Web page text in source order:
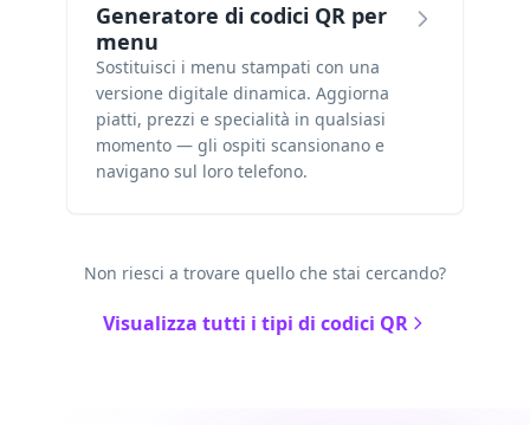
Generatore di codici QR per
menu
Sostituisci i menu stampati con una
versione digitale dinamica. Aggiorna
piatti, prezzi e specialità in qualsiasi
momento — gli ospiti scansionano e
navigano sul loro telefono.
Non riesci a trovare quello che stai cercando?
Visualizza tutti i tipi di codici QR